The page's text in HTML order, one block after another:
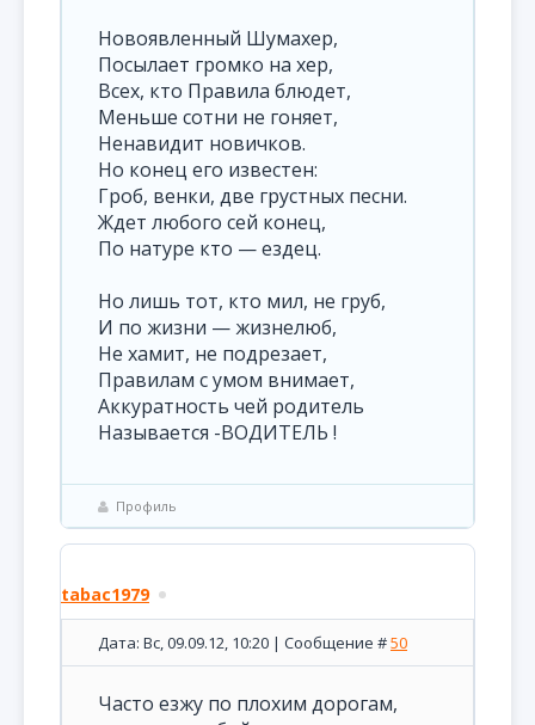
Новоявленный Шумахер,
Посылает громко на хер,
Всех, кто Правила блюдет,
Меньше сотни не гоняет,
Ненавидит новичков.
Но конец его известен:
Гроб, венки, две грустных песни.
Ждет любого сей конец,
По натуре кто — ездец.
Но лишь тот, кто мил, не груб,
И по жизни — жизнелюб,
Не хамит, не подрезает,
Правилам с умом внимает,
Аккуратность чей родитель
Называется -ВОДИТЕЛЬ !
Профиль
tabac1979
Дата: Вс, 09.09.12, 10:20 | Сообщение #50
Часто езжу по плохим дорогам,